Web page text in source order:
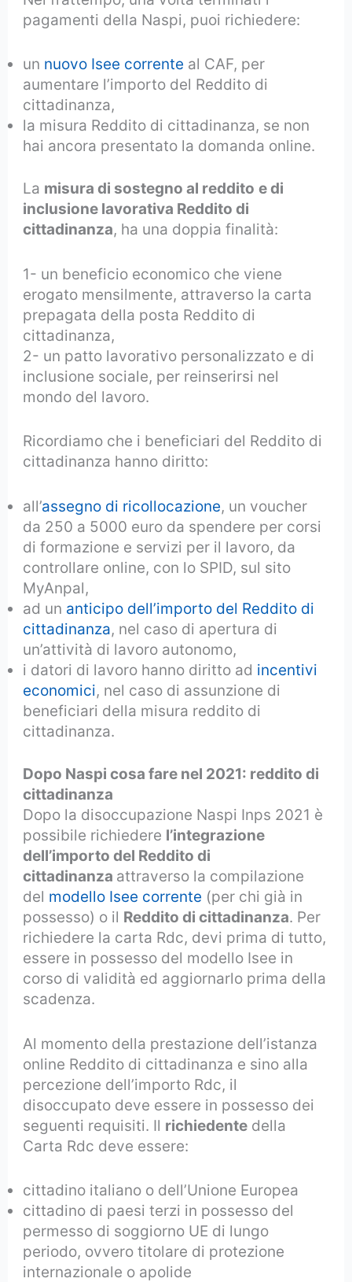
pagamenti della Naspi, puoi richiedere:
un nuovo Isee corrente al CAF, per
aumentare l’importo del Reddito di
cittadinanza,
la misura Reddito di cittadinanza, se non
hai ancora presentato la domanda online.
La misura di sostegno al reddito e di
inclusione lavorativa Reddito di
cittadinanza, ha una doppia finalità:
1- un beneficio economico che viene
erogato mensilmente, attraverso la carta
prepagata della posta Reddito di
cittadinanza,
2- un patto lavorativo personalizzato e di
inclusione sociale, per reinserirsi nel
mondo del lavoro.
Ricordiamo che i beneficiari del Reddito di
cittadinanza hanno diritto:
all’assegno di ricollocazione, un voucher
da 250 a 5000 euro da spendere per corsi
di formazione e servizi per il lavoro, da
controllare online, con lo SPID, sul sito
MyAnpal,
ad un anticipo dell’importo del Reddito di
cittadinanza, nel caso di apertura di
un’attività di lavoro autonomo,
i datori di lavoro hanno diritto ad incentivi
economici, nel caso di assunzione di
beneficiari della misura reddito di
cittadinanza.
Dopo Naspi cosa fare nel 2021: reddito di
cittadinanza
Dopo la disoccupazione Naspi Inps 2021 è
possibile richiedere l’integrazione
dell’importo del Reddito di
cittadinanza attraverso la compilazione
del modello Isee corrente (per chi già in
possesso) o il Reddito di cittadinanza. Per
richiedere la carta Rdc, devi prima di tutto,
essere in possesso del modello Isee in
corso di validità ed aggiornarlo prima della
scadenza.
Al momento della prestazione dell’istanza
online Reddito di cittadinanza e sino alla
percezione dell’importo Rdc, il
disoccupato deve essere in possesso dei
seguenti requisiti. Il richiedente della
Carta Rdc deve essere:
cittadino italiano o dell’Unione Europea
cittadino di paesi terzi in possesso del
permesso di soggiorno UE di lungo
periodo, ovvero titolare di protezione
internazionale o apolide